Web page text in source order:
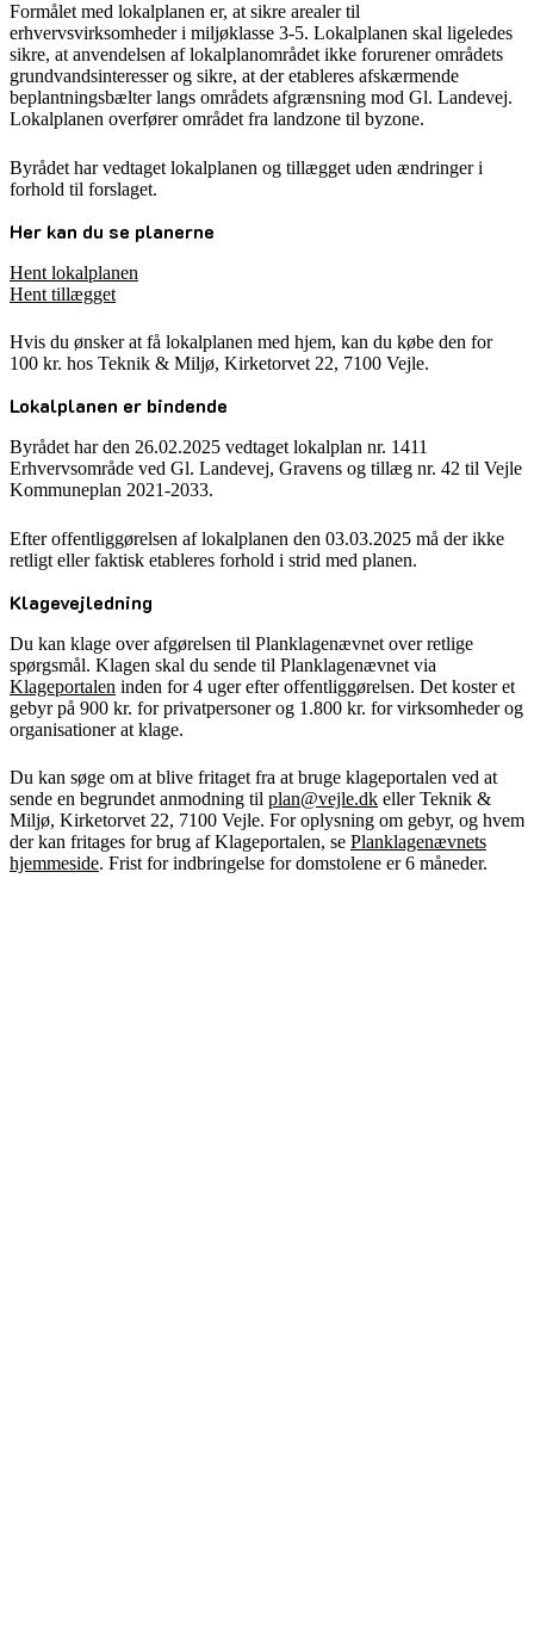
Formålet med lokalplanen er, at sikre arealer til
erhvervsvirksomheder i miljøklasse 3-5. Lokalplanen skal ligeledes
sikre, at anvendelsen af lokalplanområdet ikke forurener områdets
grundvandsinteresser og sikre, at der etableres afskærmende
beplantningsbælter langs områdets afgrænsning mod Gl. Landevej.
Lokalplanen overfører området fra landzone til byzone.
Byrådet har vedtaget lokalplanen og tillægget uden ændringer i
forhold til forslaget.
Her kan du se planerne
Hent lokalplanen
Hent tillægget
Hvis du ønsker at få lokalplanen med hjem, kan du købe den for
100 kr. hos Teknik & Miljø, Kirketorvet 22, 7100 Vejle.
Lokalplanen er bindende
Byrådet har den 26.02.2025 vedtaget lokalplan nr. 1411
Erhvervsområde ved Gl. Landevej, Gravens og tillæg nr. 42 til Vejle
Kommuneplan 2021-2033.
Efter offentliggørelsen af lokalplanen den 03.03.2025 må der ikke
retligt eller faktisk etableres forhold i strid med planen.
Klagevejledning
Du kan klage over afgørelsen til Planklagenævnet over retlige
spørgsmål. Klagen skal du sende til Planklagenævnet via
Klageportalen inden for 4 uger efter offentliggørelsen. Det koster et
gebyr på 900 kr. for privatpersoner og 1.800 kr. for virksomheder og
organisationer at klage.
Du kan søge om at blive fritaget fra at bruge klageportalen ved at
sende en begrundet anmodning til plan@vejle.dk eller Teknik &
Miljø, Kirketorvet 22, 7100 Vejle. For oplysning om gebyr, og hvem
der kan fritages for brug af Klageportalen, se Planklagenævnets
hjemmeside. Frist for indbringelse for domstolene er 6 måneder.